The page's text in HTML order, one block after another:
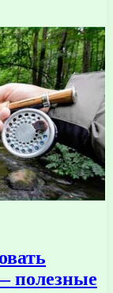
полезные